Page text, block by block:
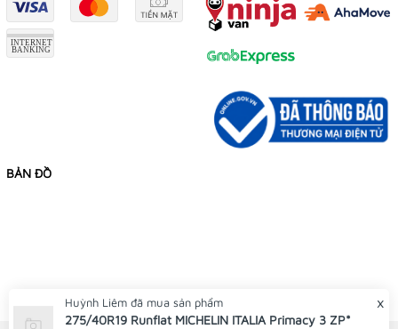
BẢN ĐỒ
x
Huỳnh Liêm đã mua sản phẩm
275/40R19 Runflat MICHELIN ITALIA Primacy 3 ZP*